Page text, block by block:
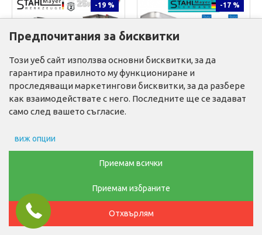
-19 %
Stahl Mayer 5944611
БЪРКАЛКА ЗА МЕСО И
ПРОФЕСИОНАЛЕН 3.5KW
270.00€
(528.07 лв.)
-17 %
ПРОФЕСИОНАЛНА
Предпочитания за бисквитки
Този уеб сайт използва основни бисквитки, за да
гарантира правилното му функциониране и
проследяващи маркетингови бисквитки, за да разбере
как взаимодействате с него. Последните ще се задават
само след вашето съгласие.
виж опции
Препочитания за реклами
Данни за потребление
Маркетинг
Приемам всички
Приемам избраните
Отхвърлям
ФИЛТРИ